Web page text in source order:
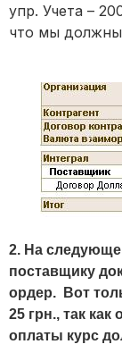
упр. Учета –
что мы должны
2. На
поставщику
ордер. Вот
25 грн., так
оплаты курс